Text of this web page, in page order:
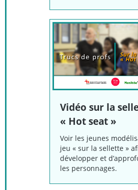
Vidéo sur la
« Hot seat »
Voir les jeunes
jeu « sur la sellette »
développer et
les personnages.